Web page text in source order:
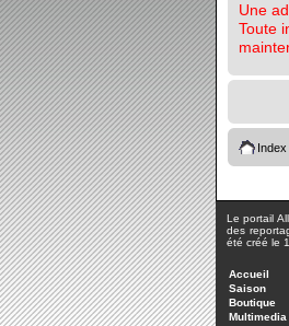
Une
Toute
Le portail
des
été créé le
Accueil
Saison
Boutique
Multimedia